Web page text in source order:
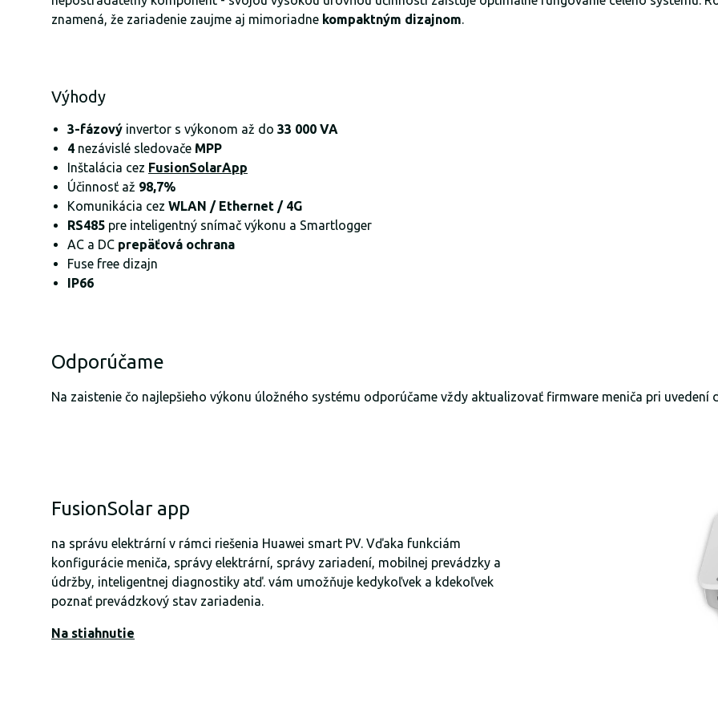
znamená, že zariadenie zaujme aj mimoriadne kompaktným dizajnom.
Výhody
3-fázový invertor s výkonom až do 33 000 VA
4 nezávislé sledovače MPP
Inštalácia cez FusionSolarApp
Účinnosť až 98,7%
Komunikácia cez WLAN / Ethernet / 4G
RS485 pre inteligentný snímač výkonu a Smartlogger
AC a DC prepäťová ochrana
Fuse free dizajn
IP66
Odporúčame
Na zaistenie čo najlepšieho výkonu úložného systému odporúčame vždy aktualizovať firmware meniča pri uvedení
FusionSolar app
na správu elektrární v rámci riešenia Huawei smart PV. Vďaka funkciám
konfigurácie meniča, správy elektrární, správy zariadení, mobilnej prevádzky a
údržby, inteligentnej diagnostiky atď. vám umožňuje kedykoľvek a kdekoľvek
poznať prevádzkový stav zariadenia.
Na stiahnutie